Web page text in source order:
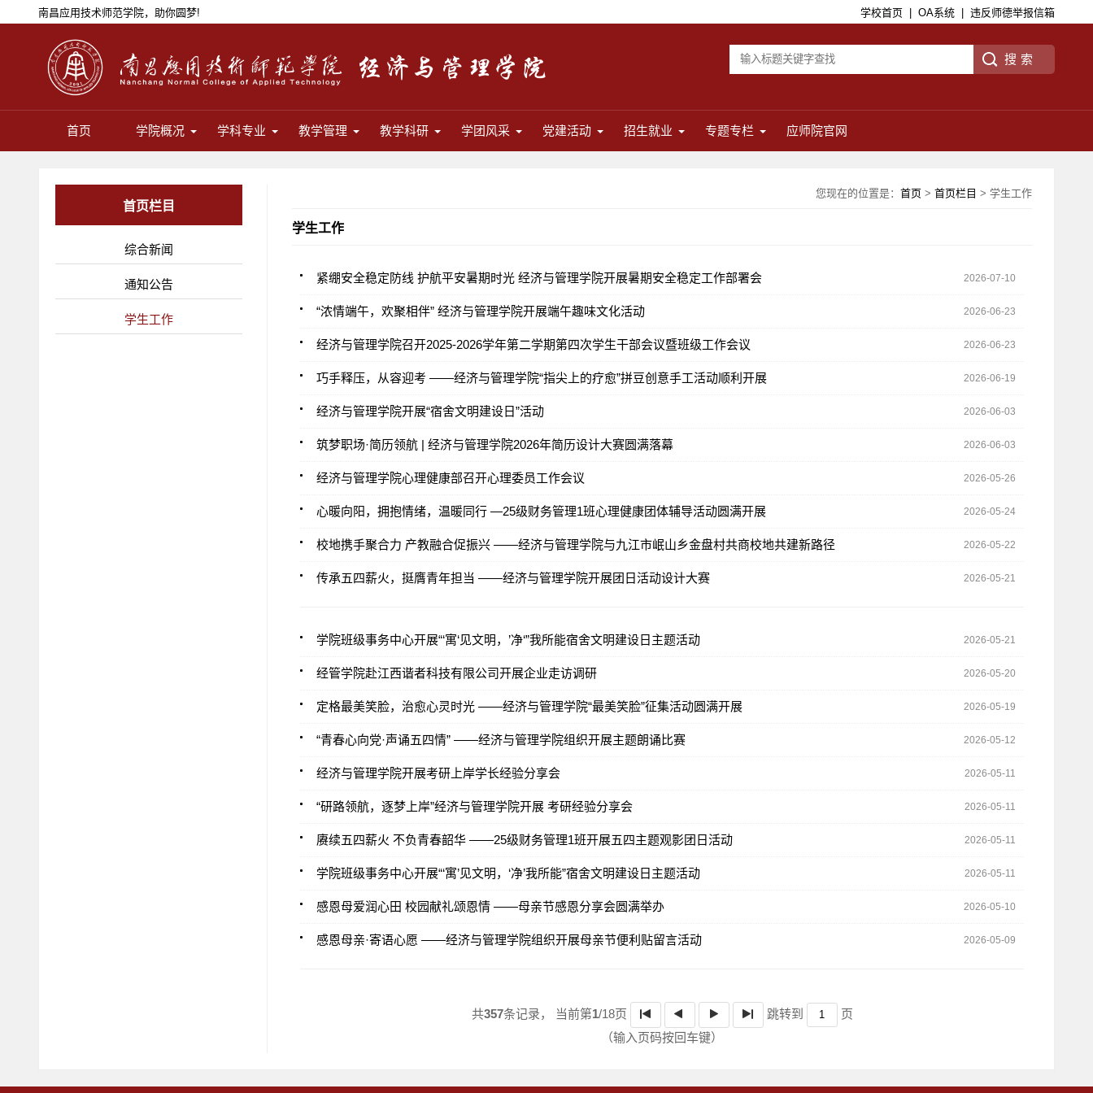
南昌应用技术师范学院，助你圆梦! 学校首页 OA系统 违反师德举报信箱
首页 学院概况 学科专业 教学管理 教学科研 学团风采 党建活动 招生就业 专题专栏 应师院官网
首页栏目
综合新闻
通知公告
学生工作
您现在的位置是： 首页 > 首页栏目 > 学生工作
学生工作
2026-07-10
紧绷安全稳定防线 护航平安暑期时光 经济与管理学院开展暑期安全稳定工作部署会
2026-06-23
“浓情端午，欢聚相伴” 经济与管理学院开展端午趣味文化活动
2026-06-23
经济与管理学院召开2025-2026学年第二学期第四次学生干部会议暨班级工作会议
2026-06-19
巧手释压，从容迎考 ——经济与管理学院“指尖上的疗愈”拼豆创意手工活动顺利开展
2026-06-03
经济与管理学院开展“宿舍文明建设日”活动
2026-06-03
筑梦职场·简历领航 | 经济与管理学院2026年简历设计大赛圆满落幕
2026-05-26
经济与管理学院心理健康部召开心理委员工作会议
2026-05-24
心暖向阳，拥抱情绪，温暖同行 —25级财务管理1班心理健康团体辅导活动圆满开展
2026-05-22
校地携手聚合力 产教融合促振兴 ——经济与管理学院与九江市岷山乡金盘村共商校地共建新路径
2026-05-21
传承五四薪火，挺膺青年担当 ——经济与管理学院开展团日活动设计大赛
2026-05-21
学院班级事务中心开展“‘寓‘见文明，’净‘”我所能宿舍文明建设日主题活动
2026-05-20
经管学院赴江西谐者科技有限公司开展企业走访调研
2026-05-19
定格最美笑脸，治愈心灵时光 ——经济与管理学院“最美笑脸”征集活动圆满开展
2026-05-12
“青春心向党·声诵五四情” ——经济与管理学院组织开展主题朗诵比赛
2026-05-11
经济与管理学院开展考研上岸学长经验分享会
2026-05-11
“研路领航，逐梦上岸”经济与管理学院开展 考研经验分享会
2026-05-11
赓续五四薪火 不负青春韶华 ——25级财务管理1班开展五四主题观影团日活动
2026-05-11
学院班级事务中心开展“‘寓’见文明，‘净’我所能”宿舍文明建设日主题活动
2026-05-10
感恩母爱润心田 校园献礼颂恩情 ——母亲节感恩分享会圆满举办
2026-05-09
感恩母亲·寄语心愿 ——经济与管理学院组织开展母亲节便利贴留言活动
共357条记录， 当前第1/18页 跳转到
页
（输入页码按回车键）